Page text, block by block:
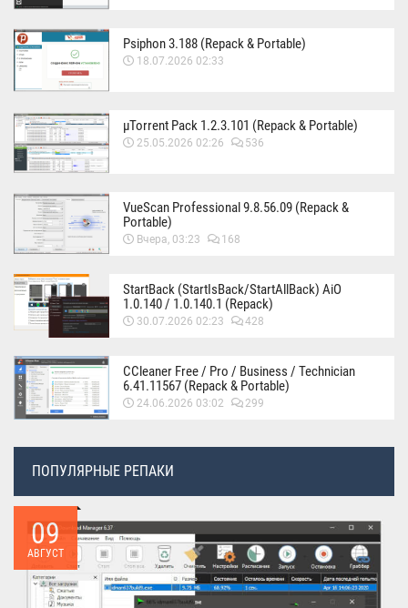
Psiphon 3.188 (Repack & Portable)
18.07.2026 02:33
µTorrent Pack 1.2.3.101 (Repack & Portable)
25.05.2026 02:26 536
VueScan Professional 9.8.56.09 (Repack &
Portable)
Вчера, 03:23 168
StartBack (StartIsBack/StartAllBack) AiO
1.0.140 / 1.0.140.1 (Repack)
30.07.2026 02:23 428
CCleaner Free / Pro / Business / Technician
6.41.11567 (Repack & Portable)
24.06.2026 03:02 299
ПОПУЛЯРНЫЕ РЕПАКИ
09
АВГУСТ